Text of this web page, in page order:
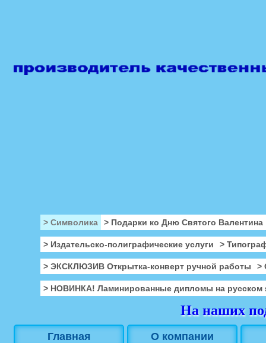
> Символика > Подарки ко Дню Святого Валентина
> Издательско-полиграфические услуги >
> ЭКСКЛЮЗИВ Открытка-конверт ручной работы >
> НОВИНКА! Ламинированные дипломы на русском
На наших
Главная О компании